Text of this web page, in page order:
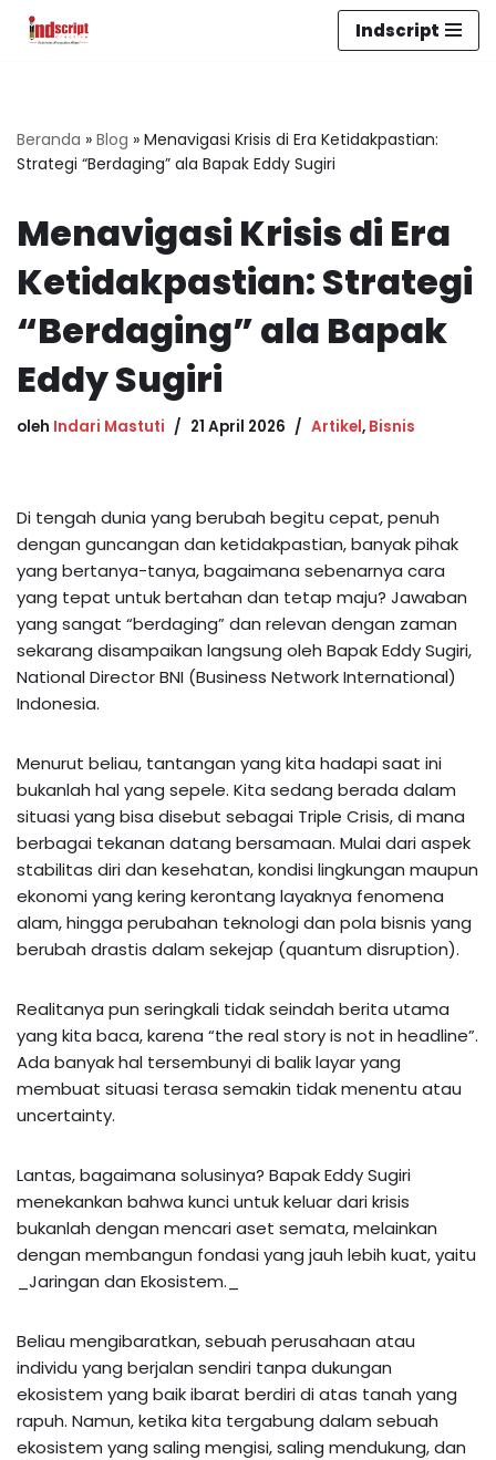
Indscript
Beranda » Blog » Menavigasi Krisis di Era Ketidakpastian:
Strategi “Berdaging” ala Bapak Eddy Sugiri
Menavigasi Krisis di Era
Ketidakpastian: Strategi
“Berdaging” ala Bapak
Eddy Sugiri
oleh Indari Mastuti 21 April 2026 Artikel, Bisnis
Di tengah dunia yang berubah begitu cepat, penuh
dengan guncangan dan ketidakpastian, banyak pihak
yang bertanya-tanya, bagaimana sebenarnya cara
yang tepat untuk bertahan dan tetap maju? Jawaban
yang sangat “berdaging” dan relevan dengan zaman
sekarang disampaikan langsung oleh Bapak Eddy Sugiri,
National Director BNI (Business Network International)
Indonesia.
Menurut beliau, tantangan yang kita hadapi saat ini
bukanlah hal yang sepele. Kita sedang berada dalam
situasi yang bisa disebut sebagai Triple Crisis, di mana
berbagai tekanan datang bersamaan. Mulai dari aspek
stabilitas diri dan kesehatan, kondisi lingkungan maupun
ekonomi yang kering kerontang layaknya fenomena
alam, hingga perubahan teknologi dan pola bisnis yang
berubah drastis dalam sekejap (quantum disruption).
Realitanya pun seringkali tidak seindah berita utama
yang kita baca, karena “the real story is not in headline”.
Ada banyak hal tersembunyi di balik layar yang
membuat situasi terasa semakin tidak menentu atau
uncertainty.
Lantas, bagaimana solusinya? Bapak Eddy Sugiri
menekankan bahwa kunci untuk keluar dari krisis
bukanlah dengan mencari aset semata, melainkan
dengan membangun fondasi yang jauh lebih kuat, yaitu
_Jaringan dan Ekosistem._
Beliau mengibaratkan, sebuah perusahaan atau
individu yang berjalan sendiri tanpa dukungan
ekosistem yang baik ibarat berdiri di atas tanah yang
rapuh. Namun, ketika kita tergabung dalam sebuah
ekosistem yang saling mengisi, saling mendukung, dan